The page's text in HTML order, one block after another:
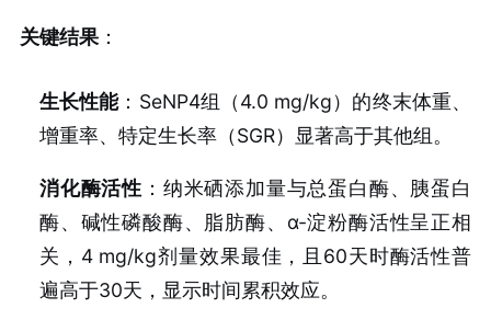
关键结果：
生长性能：SeNP4组（4.0 mg/kg）的终末体重、
增重率、特定生长率（SGR）显著高于其他组。
消化酶活性 ：纳米硒添加量与总蛋白酶、胰蛋白
酶、碱性磷酸酶、脂肪酶、α-淀粉酶活性呈正相
关，4 mg/kg剂量效果最佳，且60天时酶活性普
遍高于30天，显示时间累积效应。